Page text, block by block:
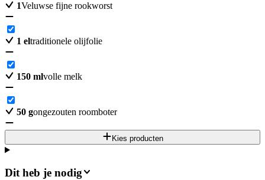
1Veluwse fijne rookworst
1 eltraditionele olijfolie
150 mlvolle melk
50 gongezouten roomboter
Kies producten
Dit heb je nodig